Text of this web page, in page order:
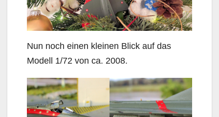
Nun noch einen kleinen Blick auf das
Modell 1/72 von ca. 2008.